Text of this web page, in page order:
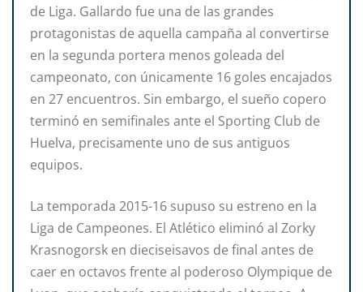
de Liga. Gallardo fue una de las grandes
protagonistas de aquella campaña al convertirse
en la segunda portera menos goleada del
campeonato, con únicamente 16 goles encajados
en 27 encuentros. Sin embargo, el sueño copero
terminó en semifinales ante el Sporting Club de
Huelva, precisamente uno de sus antiguos
equipos.
La temporada 2015-16 supuso su estreno en la
Liga de Campeones. El Atlético eliminó al Zorky
Krasnogorsk en dieciseisavos de final antes de
caer en octavos frente al poderoso Olympique de